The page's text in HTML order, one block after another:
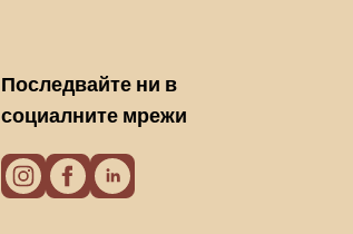
Последвайте ни в
социалните мрежи